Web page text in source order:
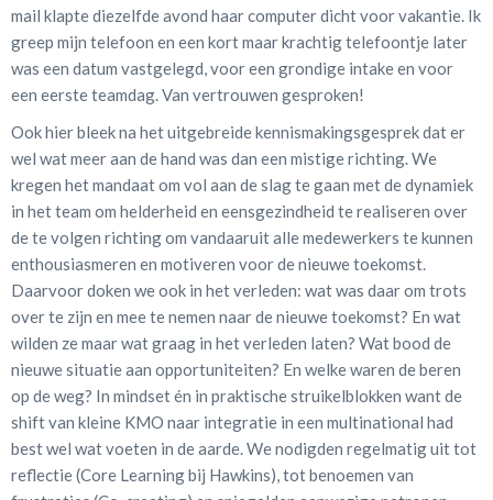
mail klapte diezelfde avond haar computer dicht voor vakantie. Ik
greep mijn telefoon en een kort maar krachtig telefoontje later
was een datum vastgelegd, voor een grondige intake en voor
een eerste teamdag. Van vertrouwen gesproken!
Ook hier bleek na het uitgebreide kennismakingsgesprek dat er
wel wat meer aan de hand was dan een mistige richting. We
kregen het mandaat om vol aan de slag te gaan met de dynamiek
in het team om helderheid en eensgezindheid te realiseren over
de te volgen richting om vandaaruit alle medewerkers te kunnen
enthousiasmeren en motiveren voor de nieuwe toekomst.
Daarvoor doken we ook in het verleden: wat was daar om trots
over te zijn en mee te nemen naar de nieuwe toekomst? En wat
wilden ze maar wat graag in het verleden laten? Wat bood de
nieuwe situatie aan opportuniteiten? En welke waren de beren
op de weg? In mindset én in praktische struikelblokken want de
shift van kleine KMO naar integratie in een multinational had
best wel wat voeten in de aarde. We nodigden regelmatig uit tot
reflectie (Core Learning bij Hawkins), tot benoemen van